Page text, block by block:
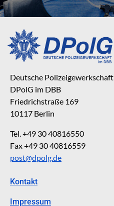
Deutsche Polizeigewerkschaft
DPolG im DBB
Friedrichstraße 169
10117 Berlin
Tel. +49 30 40816550
Fax +49 30 40816559
post@dpolg.de
Kontakt
Impressum